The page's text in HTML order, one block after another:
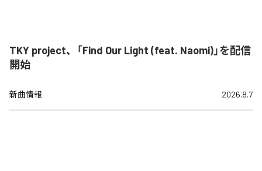
TKY project、「Find Our Light (feat. Naomi)」を配信
開始
新曲情報 2026.8.7